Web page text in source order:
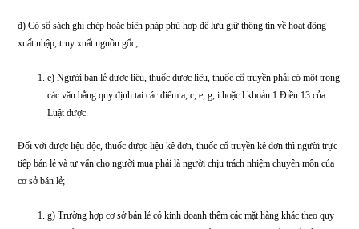
Thuốc dược liệu, thuốc cổ truyền phải được bảo quản riêng biệt với dược liệu,
thuốc cổ truyền.
Dược liệu độc phải được bày bán (nếu có) và bảo quản tại khu vực riêng;
được bày bán và bảo quản trong cùng một khu vực với các dược liệu khác thì
Thuốc dược liệu, thuốc cổ truyền kê đơn phải được bày bán (nếu có) và bảo
khu vực riêng; trường hợp được bày bán và bảo quản trong cùng một khu